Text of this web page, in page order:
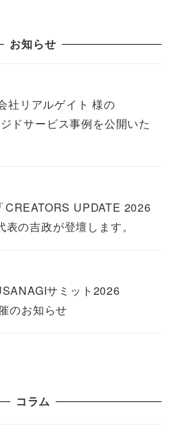
お知らせ
社リアルゲイト 様の
ドサービス事例を公開いた
CREATORS UPDATE 2026
の吉政が登壇します。
サミット2026
のお知らせ
コラム